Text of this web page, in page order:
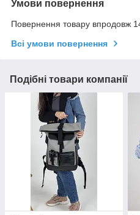
Умови повернення
Повернення товару впродовж
Всі умови повернення
Подібні товари компанії